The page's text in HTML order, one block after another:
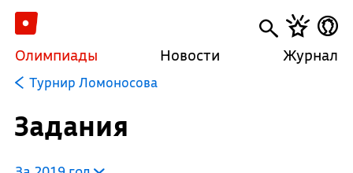
Олимпиады Новости Журнал
Турнир Ломоносова
Задания